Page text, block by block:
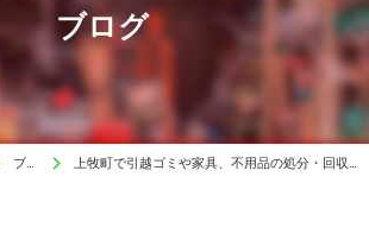
ブログ
ブログ 上牧町で引越ゴミや家具、不用品の処分・回収はイナバにお任せ下さい。